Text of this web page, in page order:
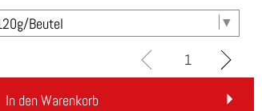
In den Warenkorb